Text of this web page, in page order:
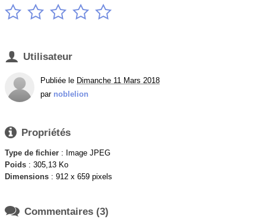
    
 Utilisateur
Publiée le Dimanche 11 Mars 2018
par noblelion
 Propriétés
Type de fichier : Image JPEG
Poids : 305,13 Ko
Dimensions : 912 x 659 pixels
 Commentaires (3)